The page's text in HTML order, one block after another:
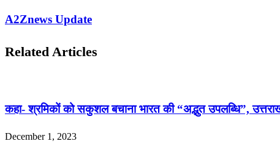
A2Znews Update
Related Articles
कहा- श्रमिकों को सकुशल बचाना भारत की “अद्भुत उपलब्धि”,
December 1, 2023